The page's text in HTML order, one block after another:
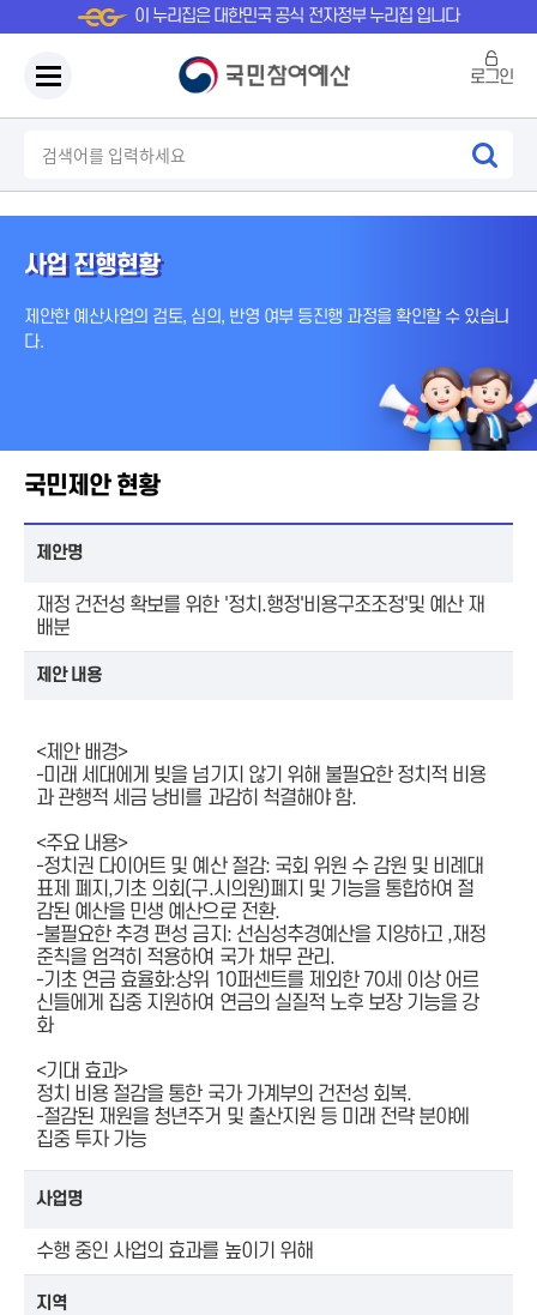
이 누리집은 대한민국 공식 전자정부 누리집 입니다
로그인
사업 진행현황
제안한 예산사업의 검토, 심의, 반영 여부 등진행 과정을 확인할 수 있습니
다.
국민제안 현황
제안명
재정 건전성 확보를 위한 '정치.행정'비용구조조정'및 예산 재
배분
제안 내용
<제안 배경>
-미래 세대에게 빚을 넘기지 않기 위해 불필요한 정치적 비용
과 관행적 세금 낭비를 과감히 척결해야 함.
<주요 내용>
-정치권 다이어트 및 예산 절감: 국회 위원 수 감원 및 비례대
표제 폐지,기초 의회(구.시의원)폐지 및 기능을 통합하여 절
감된 예산을 민생 예산으로 전환.
-불필요한 추경 편성 금지: 선심성추경예산을 지양하고 ,재정
준칙을 엄격히 적용하여 국가 채무 관리.
-기초 연금 효율화:상위 10퍼센트를 제외한 70세 이상 어르
신들에게 집중 지원하여 연금의 실질적 노후 보장 기능을 강
화
<기대 효과>
정치 비용 절감을 통한 국가 가계부의 건전성 회복.
-절감된 재원을 청년주거 및 출산지원 등 미래 전략 분야에
집중 투자 가능
사업명
수행 중인 사업의 효과를 높이기 위해
지역